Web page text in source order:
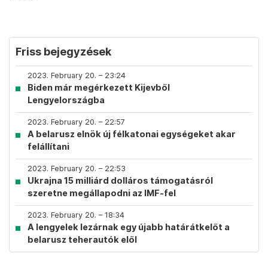
Friss bejegyzések
2023. February 20. – 23:24
Biden már megérkezett Kijevből
Lengyelországba
2023. February 20. – 22:57
A belarusz elnök új félkatonai egységeket akar
felállítani
2023. February 20. – 22:53
Ukrajna 15 milliárd dolláros támogatásról
szeretne megállapodni az IMF-fel
2023. February 20. – 18:34
A lengyelek lezárnak egy újabb határátkelőt a
belarusz teherautók elől